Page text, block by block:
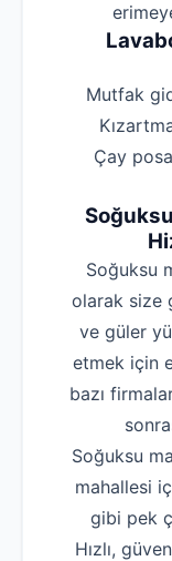
‌Mutfak
‌Çay
Soğuksu
olarak size
ve güler
etmek için
bazı
Soğuksu
mahallesi
gibi pek
Hızlı,